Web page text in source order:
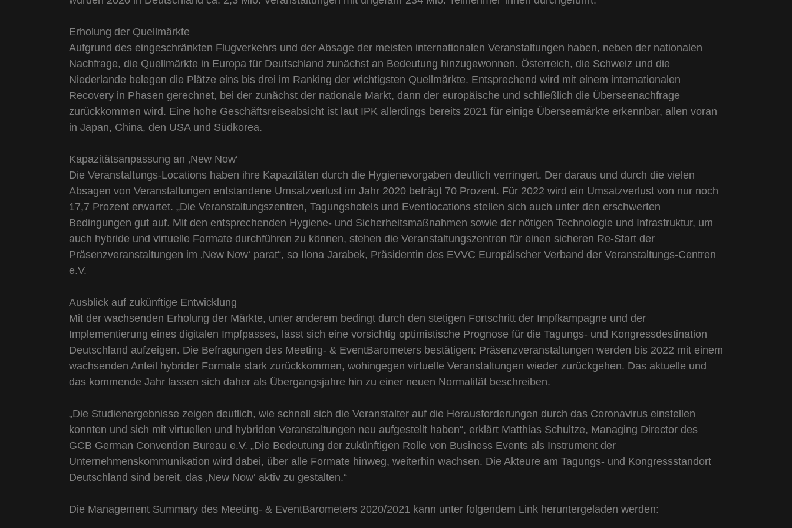
Erholung der Quellmärkte
Aufgrund des eingeschränkten Flugverkehrs und der Absage der meisten internationalen Veranstaltungen haben, neben der nationalen
Nachfrage, die Quellmärkte in Europa für Deutschland zunächst an Bedeutung hinzugewonnen. Österreich, die Schweiz und die
Niederlande belegen die Plätze eins bis drei im Ranking der wichtigsten Quellmärkte. Entsprechend wird mit einem internationalen
Recovery in Phasen gerechnet, bei der zunächst der nationale Markt, dann der europäische und schließlich die Überseenachfrage
zurückkommen wird. Eine hohe Geschäftsreiseabsicht ist laut IPK allerdings bereits 2021 für einige Überseemärkte erkennbar, allen voran
in Japan, China, den USA und Südkorea.
Kapazitätsanpassung an ‚New Now‘
Die Veranstaltungs-Locations haben ihre Kapazitäten durch die Hygienevorgaben deutlich verringert. Der daraus und durch die vielen
Absagen von Veranstaltungen entstandene Umsatzverlust im Jahr 2020 beträgt 70 Prozent. Für 2022 wird ein Umsatzverlust von nur noch
17,7 Prozent erwartet. „Die Veranstaltungszentren, Tagungshotels und Eventlocations stellen sich auch unter den erschwerten
Bedingungen gut auf. Mit den entsprechenden Hygiene- und Sicherheitsmaßnahmen sowie der nötigen Technologie und Infrastruktur, um
auch hybride und virtuelle Formate durchführen zu können, stehen die Veranstaltungszentren für einen sicheren Re-Start der
Präsenzveranstaltungen im ‚New Now‘ parat“, so Ilona Jarabek, Präsidentin des EVVC Europäischer Verband der Veranstaltungs-Centren
e.V.
Ausblick auf zukünftige Entwicklung
Mit der wachsenden Erholung der Märkte, unter anderem bedingt durch den stetigen Fortschritt der Impfkampagne und der
Implementierung eines digitalen Impfpasses, lässt sich eine vorsichtig optimistische Prognose für die Tagungs- und Kongressdestination
Deutschland aufzeigen. Die Befragungen des Meeting- & EventBarometers bestätigen: Präsenzveranstaltungen werden bis 2022 mit einem
wachsenden Anteil hybrider Formate stark zurückkommen, wohingegen virtuelle Veranstaltungen wieder zurückgehen. Das aktuelle und
das kommende Jahr lassen sich daher als Übergangsjahre hin zu einer neuen Normalität beschreiben.
„Die Studienergebnisse zeigen deutlich, wie schnell sich die Veranstalter auf die Herausforderungen durch das Coronavirus einstellen
konnten und sich mit virtuellen und hybriden Veranstaltungen neu aufgestellt haben“, erklärt Matthias Schultze, Managing Director des
GCB German Convention Bureau e.V. „Die Bedeutung der zukünftigen Rolle von Business Events als Instrument der
Unternehmenskommunikation wird dabei, über alle Formate hinweg, weiterhin wachsen. Die Akteure am Tagungs- und Kongressstandort
Deutschland sind bereit, das ‚New Now‘ aktiv zu gestalten.“
Die Management Summary des Meeting- & EventBarometers 2020/2021 kann unter folgendem Link heruntergeladen werden: